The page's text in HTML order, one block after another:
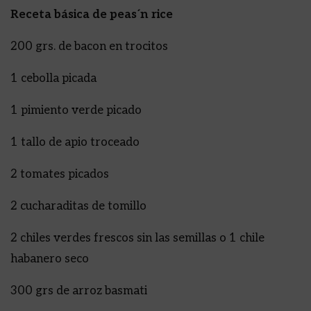
Receta básica de peas´n rice
200 grs. de bacon en trocitos
1 cebolla picada
1 pimiento verde picado
1 tallo de apio troceado
2 tomates picados
2 cucharaditas de tomillo
2 chiles verdes frescos sin las semillas o 1 chile
habanero seco
300 grs de arroz basmati